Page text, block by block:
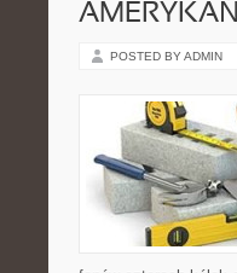
POSTED BY ADMIN